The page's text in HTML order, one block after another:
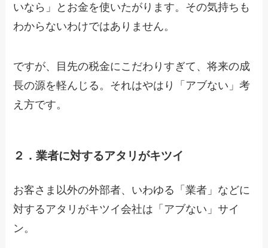
いなら」とお金を使いたがります。その気持ちも
わからないわけではありません。
ですが、目先の税金にこだわりすぎて、将来の成
長の源を軽んじる。それはやはり「アブない」考
え方です。
２．業者に対するアタリがキツイ
お客さま以外の外部者、いわゆる「業者」などに
対するアタリがキツイ会社は「アブない」サイ
ン。